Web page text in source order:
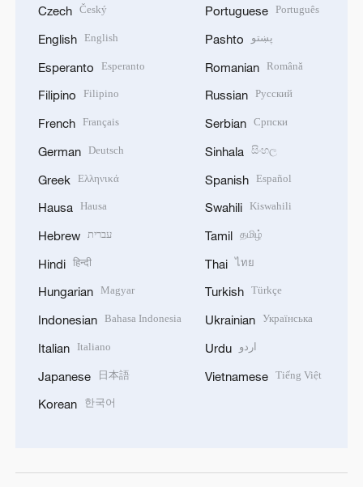
Czech Český
English English
Esperanto Esperanto
Filipino Filipino
French Français
German Deutsch
Greek Ελληνικά
Hausa Hausa
Hebrew עברית
Hindi हिन्दी
Hungarian Magyar
Indonesian Bahasa Indonesia
Italian Italiano
Japanese 日本語
Korean 한국어
Portuguese Português
Pashto پښتو
Romanian Română
Russian Русский
Serbian Српски
Sinhala සිංහල
Spanish Español
Swahili Kiswahili
Tamil தமிழ்
Thai ไทย
Turkish Türkçe
Ukrainian Українська
Urdu اردو
Vietnamese Tiếng Việt